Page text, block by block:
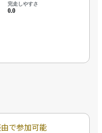
完走しやすさ
0.0
で参加可能